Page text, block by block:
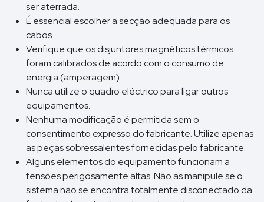
ser aterrada.
É essencial escolher a secção adequada para os
cabos.
Verifique que os disjuntores magnéticos térmicos
foram calibrados de acordo com o consumo de
energia (amperagem).
Nunca utilize o quadro eléctrico para ligar outros
equipamentos.
Nenhuma modificação é permitida sem o
consentimento expresso do fabricante. Utilize apenas
as peças sobressalentes fornecidas pelo fabricante.
Alguns elementos do equipamento funcionam a
tensões perigosamente altas. Não as manipule se o
sistema não se encontra totalmente disconectado da